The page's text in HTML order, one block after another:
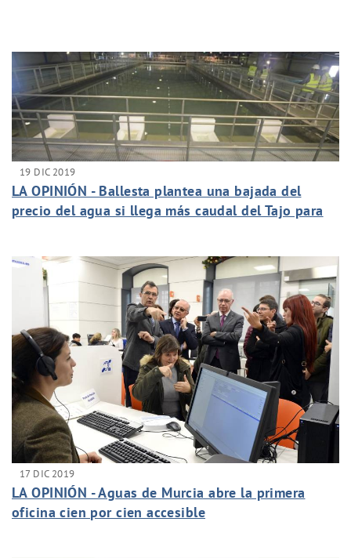
19 DIC 2019
LA OPINIÓN - Ballesta plantea una bajada del
precio del agua si llega más caudal del Tajo para
17 DIC 2019
LA OPINIÓN - Aguas de Murcia abre la primera
oficina cien por cien accesible